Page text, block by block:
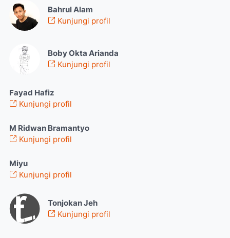
Bahrul Alam
Kunjungi profil
Boby Okta Arianda
Kunjungi profil
Fayad Hafiz
Kunjungi profil
M Ridwan Bramantyo
Kunjungi profil
Miyu
Kunjungi profil
Tonjokan Jeh
Kunjungi profil